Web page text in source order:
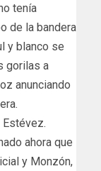
tenía
de la bandera
y blanco se
gorilas a
anunciando
ahora que
y Monzón,